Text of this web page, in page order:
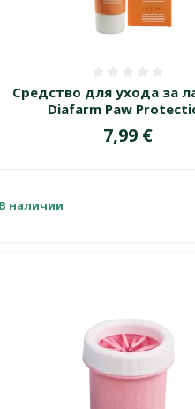
Средство для ухода за
Diafarm Paw
Цена
7,99 €
В наличии